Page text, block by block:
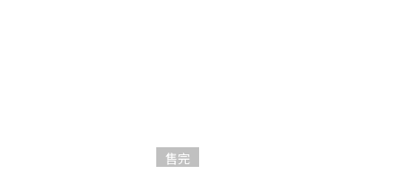
售完